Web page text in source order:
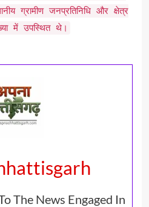
ग्रामीण जनप्रतिनिधि और क्षेत्र
में उपस्थित थे।
The News Engaged In